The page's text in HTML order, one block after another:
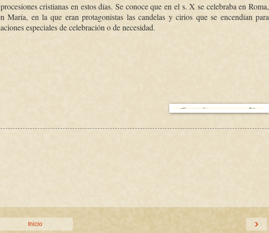
cristianas en estos días. Se conoce que en el s. X se celebraba en Roma,
en la que eran protagonistas las candelas y cirios que se encendían para
especiales de celebración o de necesidad.
›
Inicio